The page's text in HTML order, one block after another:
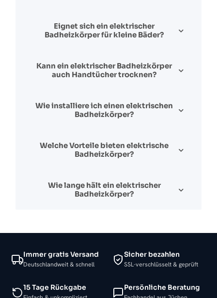
Eignet sich ein elektrischer
Badheizkörper für kleine Bäder?
Kann ein elektrischer Badheizkörper
auch Handtücher trocknen?
Wie installiere ich einen elektrischen
Badheizkörper?
Welche Vorteile bieten elektrische
Badheizkörper?
Wie lange hält ein elektrischer
Badheizkörper?
Immer gratis Versand
Deutschlandweit & schnell
Sicher bezahlen
SSL-verschlüsselt & geprüft
15 Tage Rückgabe Persönliche Beratung